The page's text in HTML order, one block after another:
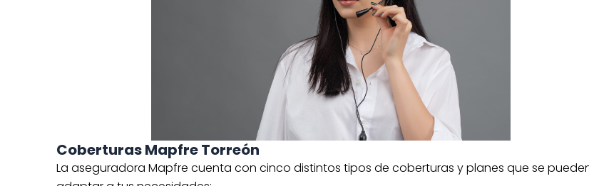
Coberturas Mapfre Torreón
La aseguradora Mapfre cuenta con cinco distintos tipos de coberturas y planes que se